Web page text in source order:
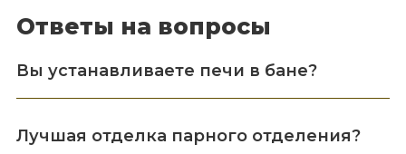
Ответы на вопросы
Вы устанавливаете печи в бане?
Лучшая отделка парного отделения?